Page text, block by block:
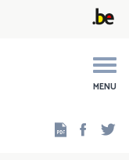
MENU